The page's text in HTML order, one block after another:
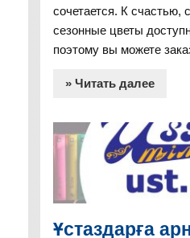
сочетается. К счастью,
сезонные цветы
поэтому вы можете
» Читать далее
Ұстаздарға